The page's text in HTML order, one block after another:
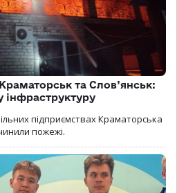
та Слов’янськ:
підприємствах Краматорська
пожежі.